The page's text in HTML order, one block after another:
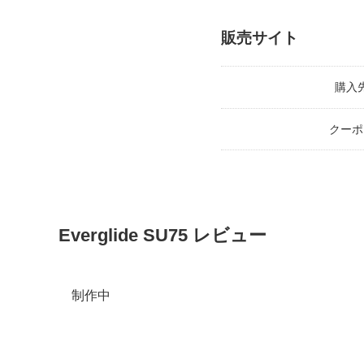
販売サイト
購入
クー
Everglide SU75 レビュー
制作中